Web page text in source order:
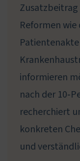
Reformen
Patientenakte
informieren
nach der
recherchiert
konkreten
und